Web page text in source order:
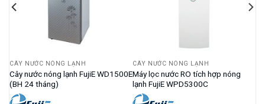
CÂY NƯỚC NÓNG LẠNH
Cây nước nóng lạnh FujiE WD1500E
(BH 24 tháng)
CÂY NƯỚC NÓNG LẠNH
Máy lọc nước RO tích hợp nóng
lạnh FujiE WPD5300C